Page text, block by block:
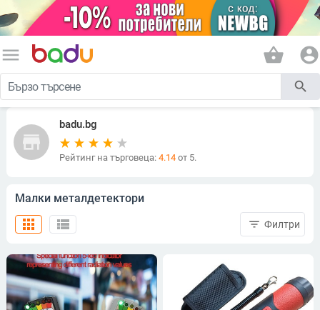
menu shopping_basket account_circle
search
store
badu.bg
Рейтинг на търговеца: 4.14от 5.
Малки металдетектори
view_list
apps filter_list Филтри